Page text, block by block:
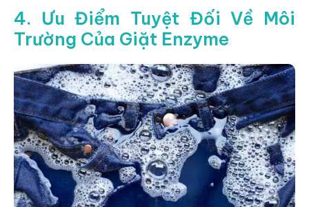
4. Ưu Điểm Tuyệt Đối Về Môi
Trường Của Giặt Enzyme